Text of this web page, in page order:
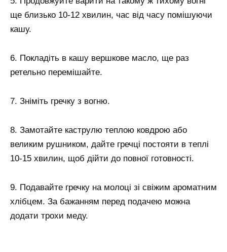
ще близько 10-12 хвилин, час від часу помішуючи
кашу.
6. Покладіть в кашу вершкове масло, ще раз
ретельно перемішайте.
7. Зніміть гречку з вогню.
8. Замотайте каструлю теплою ковдрою або
великим рушником, дайте гречці постояти в теплі
10-15 хвилин, щоб дійти до повної готовності.
9. Подавайте гречку на молоці зі свіжим ароматним
хлібцем. За бажанням перед подачею можна
додати трохи меду.